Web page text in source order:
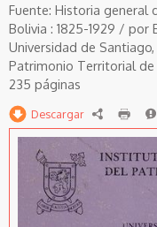
Historia general
Bolivia : 1825-1929 / por
Universidad de
Patrimonio Territorial de
235 páginas
Descargar RDF